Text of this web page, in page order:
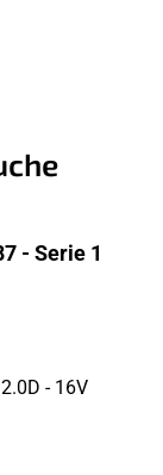
- Serie 1
- 16V